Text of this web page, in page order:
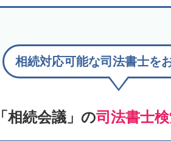
「相続会議」の司法書士
相続対応可能な司法書士を